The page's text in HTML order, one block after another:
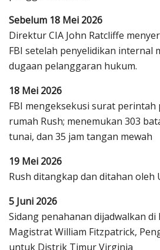
Sebelum 18 Mei 2026
Direktur CIA John Ratcliffe
FBI setelah penyelidikan internal
dugaan pelanggaran hukum.
18 Mei 2026
FBI mengeksekusi surat perintah
rumah Rush; menemukan 303
tunai, dan 35 jam tangan mewah
19 Mei 2026
Rush ditangkap dan ditahan oleh
5 Juni 2026
Sidang penahanan dijadwalkan di
Magistrat William Fitzpatrick,
untuk Distrik Timur Virginia